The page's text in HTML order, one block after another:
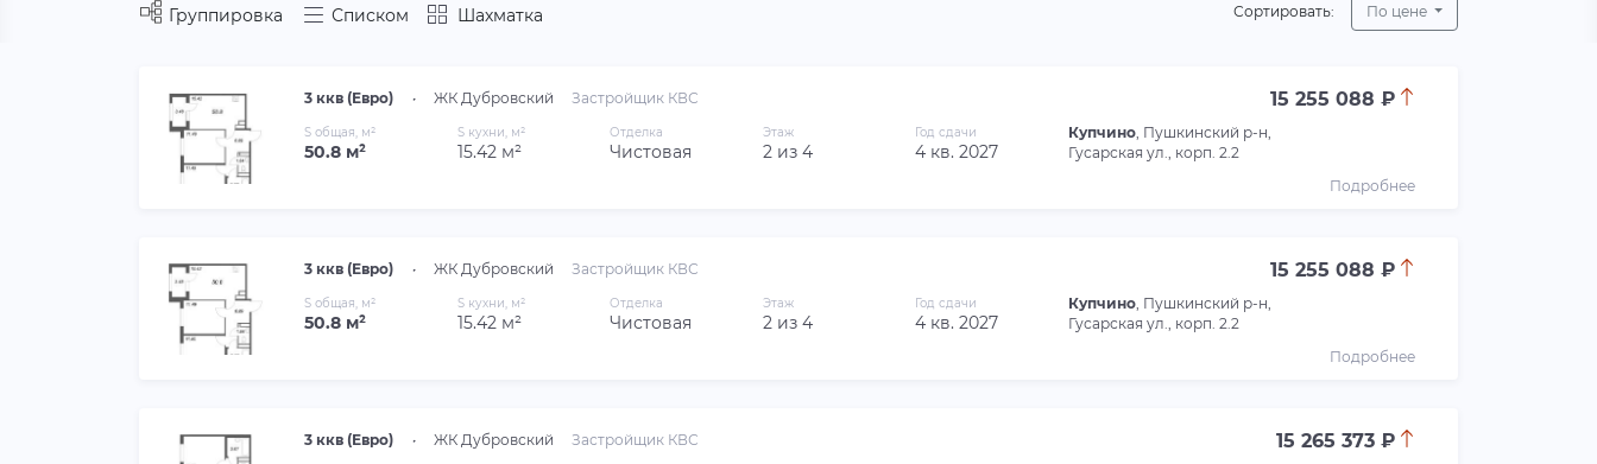
Группировка Списком Шахматка Сортировать: По цене
3 ккв (Евро) • ЖК Дубровский Застройщик КВС 15 255 088 ₽
S общая, м²
50.8 м²
S кухни, м²
15.42 м²
Отделка
Чистовая
Этаж
2 из 4
Год сдачи
4 кв. 2027
Купчино, Пушкинский р-н,
Гусарская ул., корп. 2.2
Подробнее
3 ккв (Евро) • ЖК Дубровский Застройщик КВС 15 255 088 ₽
S общая, м²
50.8 м²
S кухни, м²
15.42 м²
Отделка
Чистовая
Этаж
2 из 4
Год сдачи
4 кв. 2027
Купчино, Пушкинский р-н,
Гусарская ул., корп. 2.2
Подробнее
3 ккв (Евро) • ЖК Дубровский Застройщик КВС 15 265 373 ₽